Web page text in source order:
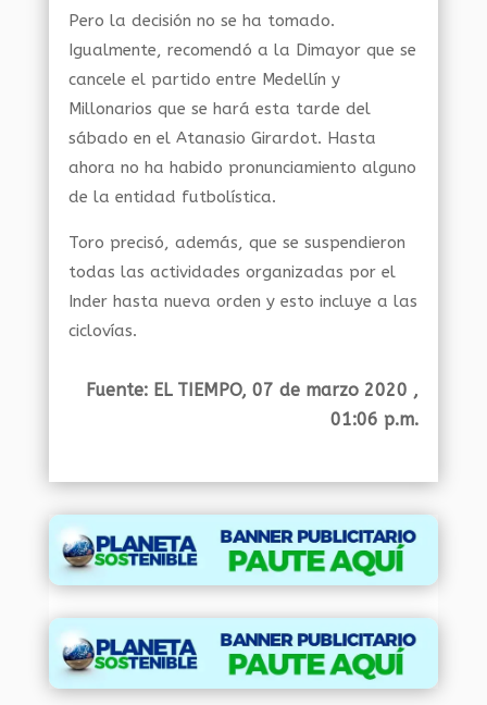
Pero la decisión no se ha tomado.
Igualmente, recomendó a la Dimayor que se
cancele el partido entre Medellín y
Millonarios que se hará esta tarde del
sábado en el Atanasio Girardot. Hasta
ahora no ha habido pronunciamiento alguno
de la entidad futbolística.
Toro precisó, además, que se suspendieron
todas las actividades organizadas por el
Inder hasta nueva orden y esto incluye a las
ciclovías.
Fuente: EL TIEMPO, 07 de marzo 2020 ,
01:06 p.m.